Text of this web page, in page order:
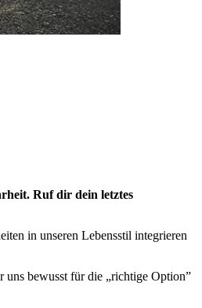
Ruf dir dein letztes
in unseren Lebensstil integrieren
uns bewusst für die „richtige Option”